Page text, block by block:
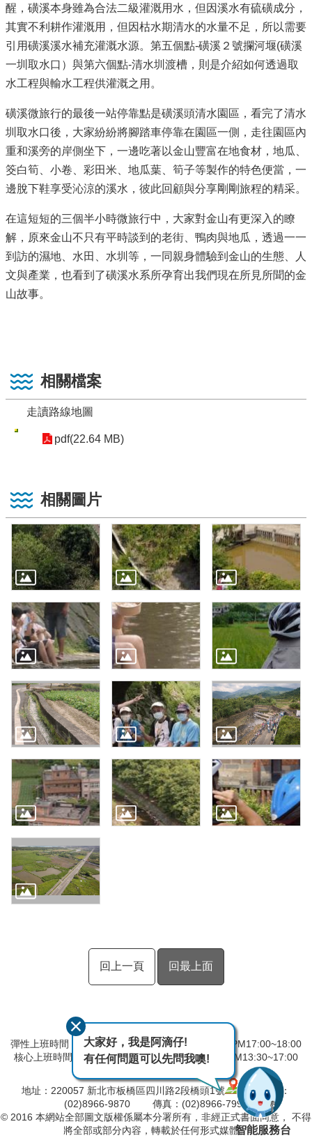
醒，磺溪本身雖為合法二級灌溉用水，但因溪水有硫磺成分，
其實不利耕作灌溉用，但因枯水期清水的水量不足，所以需要
引用磺溪溪水補充灌溉水源。第五個點-磺溪２號攔河堰(磺溪
一圳取水口）與第六個點-清水圳渡槽，則是介紹如何透過取
水工程與輸水工程供灌溉之用。
磺溪微旅行的最後一站停靠點是磺溪頭清水園區，看完了清水
圳取水口後，大家紛紛將腳踏車停靠在園區一側，走往園區內
重和溪旁的岸側坐下，一邊吃著以金山豐富在地食材，地瓜、
筊白筍、小卷、彩田米、地瓜葉、筍子等製作的特色便當，一
邊脫下鞋享受沁涼的溪水，彼此回顧與分享剛剛旅程的精采。
在這短短的三個半小時微旅行中，大家對金山有更深入的瞭
解，原來金山不只有平時談到的老街、鴨肉與地瓜，透過一一
到訪的濕地、水田、水圳等，一同親身體驗到金山的生態、人
文與產業，也看到了磺溪水系所孕育出我們現在所見所聞的金
山故事。
相關檔案
走讀路線地圖
pdf(22.64 MB)
相關圖片
回上一頁 回最上面
彈性上班時間：AM8:00~09:00 彈性下班時間：PM17:00~18:00
核心上班時間：星期一 ~ 星期五 AM08:30~12:30 PM13:30~17:00
地址：220057 新北市板橋區四川路2段橋頭1號
電話：
(02)8966-9870 傳真：(02)8966-7996
© 2016 本網站全部圖文版權係屬本分署所有，非經正式書面同意， 不得
將全部或部分內容，轉載於任何形式媒體。
大家好，我是阿滴仔!
有任何問題可以先問我噢!
智能服務台